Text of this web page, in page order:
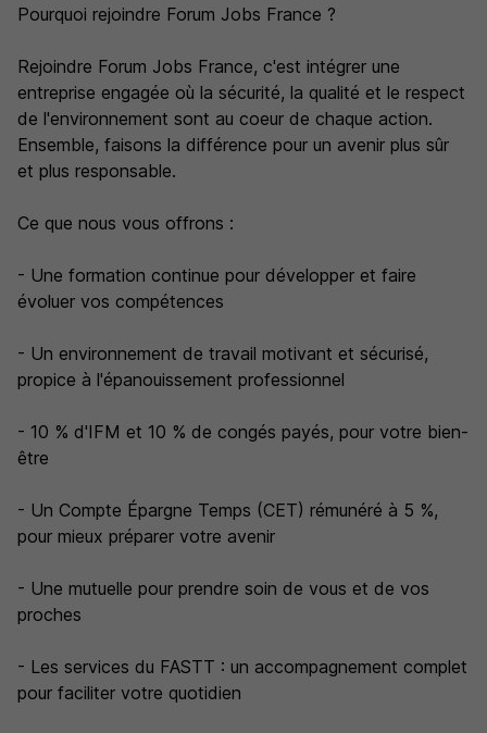
Pourquoi rejoindre Forum Jobs France ?
Rejoindre Forum Jobs France, c'est intégrer une
entreprise engagée où la sécurité, la qualité et le respect
de l'environnement sont au coeur de chaque action.
Ensemble, faisons la différence pour un avenir plus sûr
et plus responsable.
Ce que nous vous offrons :
- Une formation continue pour développer et faire
évoluer vos compétences
- Un environnement de travail motivant et sécurisé,
propice à l'épanouissement professionnel
- 10 % d'IFM et 10 % de congés payés, pour votre bien-
être
- Un Compte Épargne Temps (CET) rémunéré à 5 %,
pour mieux préparer votre avenir
- Une mutuelle pour prendre soin de vous et de vos
proches
- Les services du FASTT : un accompagnement complet
pour faciliter votre quotidien